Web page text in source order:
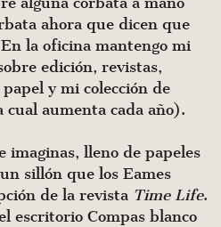
ahora que dicen que
la oficina mantengo mi
edición, revistas,
y mi colección de
aumenta cada año).
imaginas, lleno de papeles
sillón que los Eames
de la revista Time Life.
escritorio Compas blanco